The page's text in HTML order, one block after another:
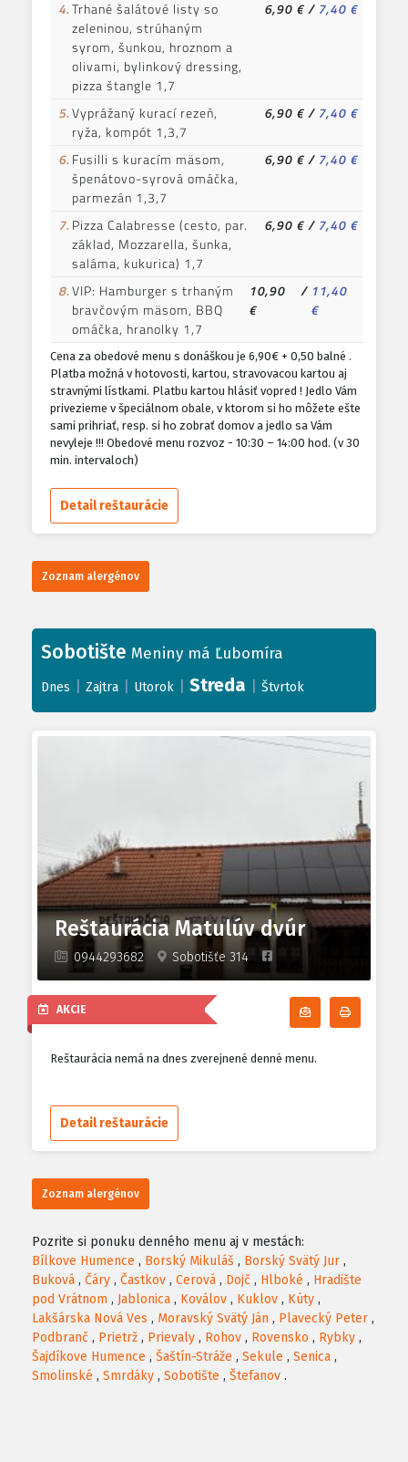
4.Trhané šalátové listy so
zeleninou, strúhaným
syrom, šunkou, hroznom a
olivami, bylinkový dressing,
pizza štangle 1,7
6,90 €/ 7,40 €
5.Vyprážaný kurací rezeň,
ryža, kompót 1,3,7
6,90 €/ 7,40 €
6. Fusilli s kuracím mäsom,
špenátovo-syrová omáčka,
parmezán 1,3,7
6,90 €/ 7,40 €
7. Pizza Calabresse (cesto, par.
základ, Mozzarella, šunka,
saláma, kukurica) 1,7
6,90 €/ 7,40 €
8.VIP: Hamburger s trhaným
bravčovým mäsom, BBQ
omáčka, hranolky 1,7
10,90
€
/ 11,40
€
Cena za obedové menu s donáškou je 6,90€ + 0,50 balné .
Platba možná v hotovosti, kartou, stravovacou kartou aj
stravnými lístkami. Platbu kartou hlásiť vopred ! Jedlo Vám
privezieme v špeciálnom obale, v ktorom si ho môžete ešte
sami prihriať, resp. si ho zobrať domov a jedlo sa Vám
nevyleje !!! Obedové menu rozvoz - 10:30 – 14:00 hod. (v 30
min. intervaloch)
Detail reštaurácie
Zoznam alergénov
Sobotište Meniny má Ľubomíra
Dnes Zajtra Utorok Streda Štvrtok
Reštaurácia Matulúv dvúr
0944293682 Sobotišťe 314
Odoberať
AKCIE
Reštaurácia nemá na dnes zverejnené denné menu.
Detail reštaurácie
Zoznam alergénov
Pozrite si ponuku denného menu aj v mestách:
Bílkove Humence , Borský Mikuláš , Borský Svätý Jur ,
Buková , Čáry , Častkov , Cerová , Dojč , Hlboké , Hradište
pod Vrátnom , Jablonica , Koválov , Kuklov , Kúty ,
Lakšárska Nová Ves , Moravský Svätý Ján , Plavecký Peter ,
Podbranč , Prietrž , Prievaly , Rohov , Rovensko , Rybky ,
Šajdíkove Humence , Šaštín-Stráže , Sekule , Senica ,
Smolinské , Smrdáky , Sobotište , Štefanov .